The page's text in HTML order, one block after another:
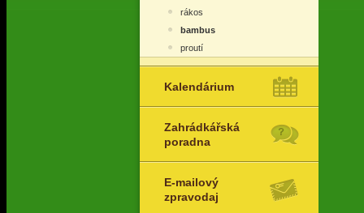
rákos
bambus
proutí
Kalendárium
Zahrádkářská
poradna
E-mailový
zpravodaj